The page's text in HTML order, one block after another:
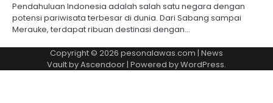
Pendahuluan Indonesia adalah salah satu negara dengan
potensi pariwisata terbesar di dunia. Dari Sabang sampai
Merauke, terdapat ribuan destinasi dengan…
Copyright © 2026 pesonalawas.com | News
Vault byAscendoor | Powered byWordPress.